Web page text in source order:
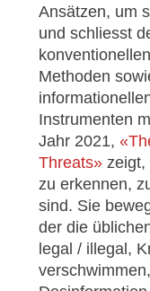
Ansätzen, um
und schliesst
Methoden
Instrumenten
Jahr 2021,
Threats»zeigt,
zu erkennen,
sind. Sie
der die
legal / illegal,